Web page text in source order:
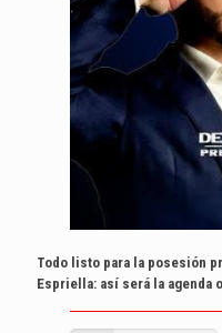
Todo listo para la posesión
Espriella: así será la agenda